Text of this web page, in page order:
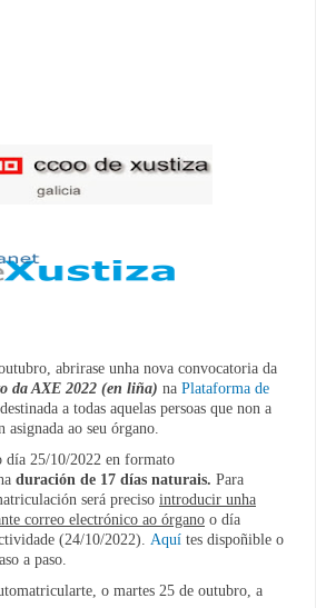
abrirase unha nova convocatoria da
da AXE 2022 (en liña) na Plataforma de
, destinada a todas aquelas persoas que non a
ao seu órgano.
día 25/10/2022 en formato
duración de 17 días naturais. Para
será preciso introducir unha
correo electrónico ao órgano o día
(24/10/2022). Aquí tes dispoñible o
a paso.
o martes 25 de outubro, a